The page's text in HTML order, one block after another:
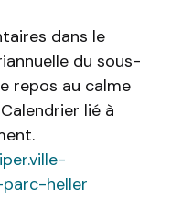
dans le
du sous-
repos au calme
lié à
heller